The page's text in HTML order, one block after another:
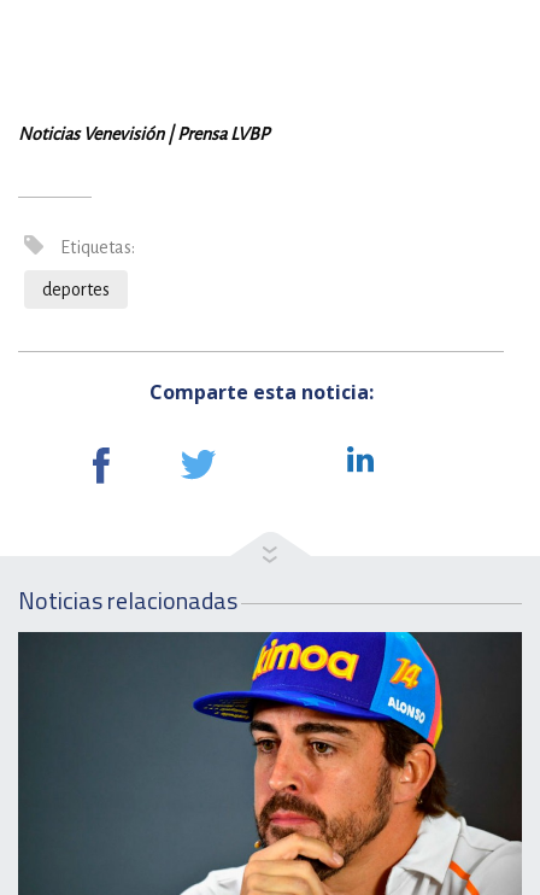
Noticias Venevisión | Prensa LVBP
Etiquetas:
deportes
Comparte esta noticia:
Noticias relacionadas